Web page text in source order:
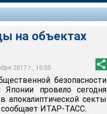
на объектах
2017 г., 10:05
Синрикё
безопасности
провело сегодня
апокалиптической секты
сообщает ИТАР-ТАСС.